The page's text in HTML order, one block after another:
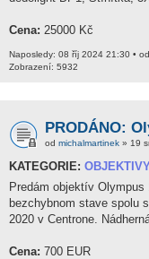
Cena: 25000 Kč
Naposledy: 08 říj 2024 21:30 • od
Zobrazení: 5932
PRODÁNO:
od michalmartinek » 19
KATEGORIE:
Predám objektív
bezchybnom stave spolu
2020 v Centrone.
Cena: 700 EUR